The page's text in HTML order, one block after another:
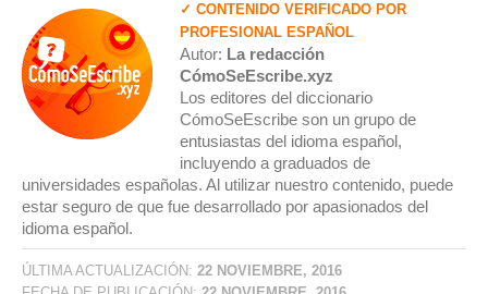
✓ CONTENIDO VERIFICADO POR
PROFESIONAL ESPAÑOL
Autor: La redacción
CómoSeEscribe.xyz
Los editores del diccionario
CómoSeEscribe son un grupo de
entusiastas del idioma español,
incluyendo a graduados de
universidades españolas. Al utilizar nuestro contenido, puede
estar seguro de que fue desarrollado por apasionados del
idioma español.
ÚLTIMA ACTUALIZACIÓN: 22 NOVIEMBRE, 2016